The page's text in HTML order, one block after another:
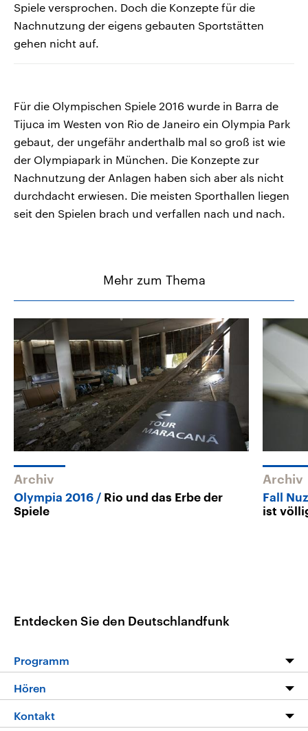
Spiele versprochen. Doch die Konzepte für die
Nachnutzung der eigens gebauten Sportstätten
gehen nicht auf.
Für die Olympischen Spiele 2016 wurde in Barra de
Tijuca im Westen von Rio de Janeiro ein Olympia Park
gebaut, der ungefähr anderthalb mal so groß ist wie
der Olympiapark in München. Die Konzepte zur
Nachnutzung der Anlagen haben sich aber als nicht
durchdacht erwiesen. Die meisten Sporthallen liegen
seit den Spielen brach und verfallen nach und nach.
Mehr zum Thema
Archiv
Olympia 2016
Rio und das Erbe der
Spiele
Archiv
Fall
ist
Entdecken Sie den Deutschlandfunk
Programm
Programm
Die Nachrichten
Hören
Livestream
Kontakt